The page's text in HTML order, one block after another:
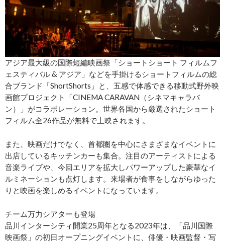
アジア最⼤級の国際短編映画祭「ショートショート フィルムフ
ェスティバル & アジア」などを手掛けるショートフィルムの総
合ブランド「ShortShorts」と、五感で体感できる移動式野外映
画館プロジェクト「CINEMA CARAVAN（シネマキャラバ
ン）」がコラボレーション。世界各国から厳選されたショート
フィルム全26作品が無料で上映されます。
また、映画だけでなく、首都圏を中心にさまざまなイベントに
出店しているキッチンカーも集合。注目のアーティストによる
⾳楽ライブや、今回エリアを拡大しパワーアップした豪華なイ
ルミネーションも点灯します。来場者が食事をしながらゆった
りと映画を楽しめるイベントになっています。
チーム万力シアターも登場
品川インターシティ開業25周年となる2023年は、「品川国際
映画祭」の初日オープニングイベントに、俳優・映画監督・写